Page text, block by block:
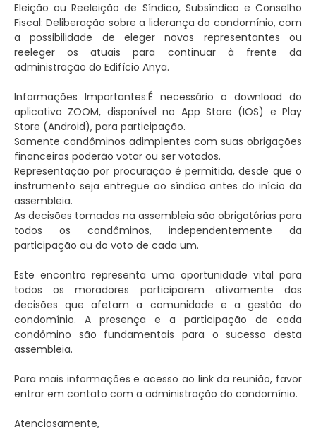
Eleição ou Reeleição de Síndico, Subsíndico e Conselho
Fiscal: Deliberação sobre a liderança do condomínio, com
a possibilidade de eleger novos representantes ou
reeleger os atuais para continuar à frente da
administração do Edifício Anya.
Informações Importantes:É necessário o download do
aplicativo ZOOM, disponível no App Store (IOS) e Play
Store (Android), para participação.
Somente condôminos adimplentes com suas obrigações
financeiras poderão votar ou ser votados.
Representação por procuração é permitida, desde que o
instrumento seja entregue ao síndico antes do início da
assembleia.
As decisões tomadas na assembleia são obrigatórias para
todos os condôminos, independentemente da
participação ou do voto de cada um.
Este encontro representa uma oportunidade vital para
todos os moradores participarem ativamente das
decisões que afetam a comunidade e a gestão do
condomínio. A presença e a participação de cada
condômino são fundamentais para o sucesso desta
assembleia.
Para mais informações e acesso ao link da reunião, favor
entrar em contato com a administração do condomínio.
Atenciosamente,